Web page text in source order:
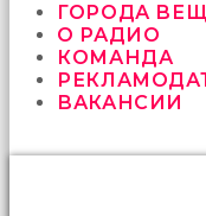
öttürüyor
sex
hikayeleri
kızların
ГОРОДА
О РАДИО
КОМАНДА
ВАКАНСИИ